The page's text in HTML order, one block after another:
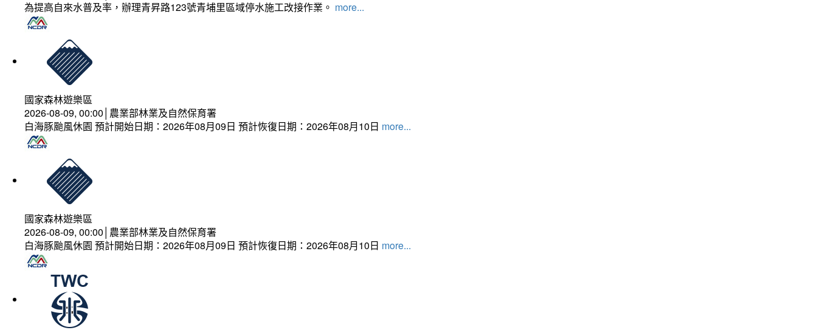
為提高自來水普及率，辦理青昇路123號青埔里區域停水施工改接作業。 more...
國家森林遊樂區
2026-08-09, 00:00│農業部林業及自然保育署
白海豚颱風休園 預計開始日期：2026年08月09日 預計恢復日期：2026年08月10日 more...
國家森林遊樂區
2026-08-09, 00:00│農業部林業及自然保育署
白海豚颱風休園 預計開始日期：2026年08月09日 預計恢復日期：2026年08月10日 more...